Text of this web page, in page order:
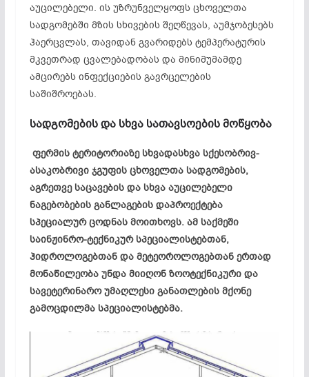
აუცილებელი. ის უზრუნველყოფს ცხოველთა
სადგომებში მზის სხივების შეღწევას, აუმჯობესებს
ჰაერცვლას, თავიდან გვარიდებს ტემპერატურის
მკვეთრად ცვალებადობას და მინიმუმამდე
ამცირებს ინფექციების გავრცელების
საშიშროებას.
სადგომების და სხვა სათავსოების მოწყობა
ფერმის ტერიტორიაზე სხვადასხვა სქესობრივ-
ასაკობრივი ჯგუფის ცხოველთა სადგომების,
აგრეთვე საცავების და სხვა აუცილებელი
ნაგებობების განლაგების დაპროექტება
სპეციალურ ცოდნას მოითხოვს. ამ საქმეში
საინჟინრო-ტექნიკურ სპეციალისტებთან,
ჰიდროლოგებთან და მეტეოროლოგებთან ერთად
მონაწილეობა უნდა მიიღონ ზოოტექნიკური და
სავეტერინარო უმაღლესი განათლების მქონე
გამოცდილმა სპეციალისტებმა.